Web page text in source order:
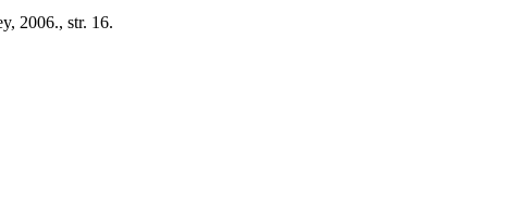
2006., str. 16.